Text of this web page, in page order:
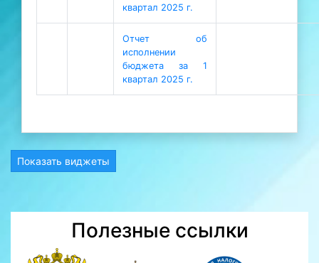
квартал 2025 г.
Отчет об
исполнении
бюджета за 1
квартал 2025 г.
Показать виджеты
Полезные ссылки